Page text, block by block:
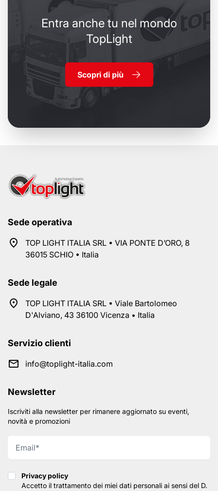
Entra anche tu nel mondo
TopLight
Scopri di più
Sede operativa
TOP LIGHT ITALIA SRL • VIA PONTE D’ORO, 8
36015 SCHIO • Italia
Sede legale
TOP LIGHT ITALIA SRL • Viale Bartolomeo
D'Alviano, 43 36100 Vicenza • Italia
Servizio clienti
info@toplight-italia.com
Newsletter
Iscriviti alla newsletter per rimanere aggiornato su eventi,
novità e promozioni
Privacy policy
Privacy policy
Accetto il trattamento dei miei dati personali ai sensi del D.